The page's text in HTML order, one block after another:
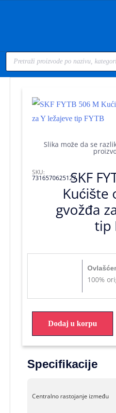
Slika može da se
SKF
Kućište
gvožđa
tip
SKU:
7316570625127
100%
Dodaj u korpu
Specifikacije
Centralno rastojanje između